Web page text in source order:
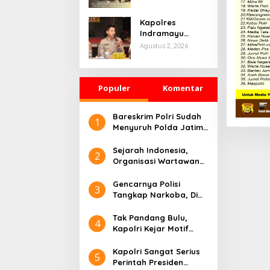
Profesional dan
Presisi
Kapolres
Indramayu
Gelar Coffee
Puluhan Insan
Media
Agustus 2, 2026
Populer Komentar
1
Bareskrim Polri Sudah
Menyuruh Polda Jatim,
Tersangka Ekstasi Di
Bebaskan
2
Sejarah Indonesia,
Organisasi Wartawan
PW FRN
3
Gencarnya Polisi
Tangkap Narkoba, Di
Beda?
4
Tak Pandang Bulu,
Kapolri Kejar Motif
Reskrim, Apa Kata
Kapolda Sumbar
5
Kapolri Sangat Serius
Perintah Presiden